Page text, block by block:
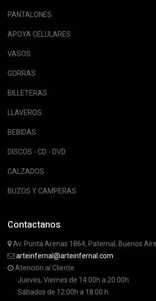
PANTALONES
APOYA CELULARES
VASOS
GORRAS
BILLETERAS
LLAVEROS
BEBIDAS
DISCOS - CD - DVD
CALZADOS
BUZOS Y CAMPERAS
Contactanos
Av. Punta Arenas 1864, Paternal, Buenos
arteinfernal@arteinfernal.com
Atención al Cliente
Jueves, Viernes de 14:00h a 20:00h.
Sábados de 12:00h a 18:00 h.